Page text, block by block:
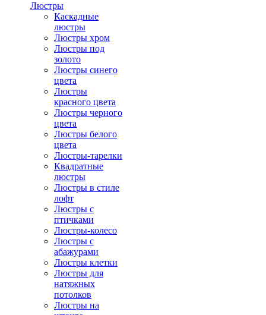
Люстры
Каскадные
люстры
Люстры хром
Люстры под
золото
Люстры синего
цвета
Люстры
красного цвета
Люстры черного
цвета
Люстры белого
цвета
Люстры-тарелки
Квадратные
люстры
Люстры в стиле
лофт
Люстры с
птичками
Люстры-колесо
Люстры с
абажурами
Люстры клетки
Люстры для
натяжных
потолков
Люстры на